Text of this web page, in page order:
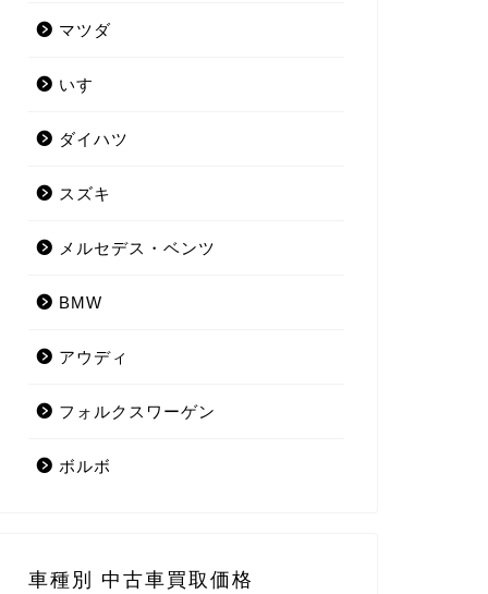
マツダ
いすゞ
ダイハツ
スズキ
メルセデス・ベンツ
BMW
アウディ
フォルクスワーゲン
ボルボ
車種別 中古車買取価格